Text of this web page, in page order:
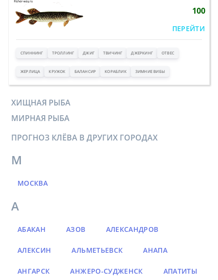
100
ПЕРЕЙТИ
СПИННИНГ ТРОЛЛИНГ ДЖИГ ТВИЧИНГ ДЖЕРКИНГ ОТВЕС
ЖЕРЛИЦА КРУЖОК БАЛАНСИР КОРАБЛИК ЗИМНИЕ ВИБЫ
ХИЩНАЯ РЫБА
МИРНАЯ РЫБА
ПРОГНОЗ КЛЁВА В ДРУГИХ ГОРОДАХ
М
МОСКВА
А
АБАКАН АЗОВ АЛЕКСАНДРОВ
АЛЕКСИН АЛЬМЕТЬЕВСК АНАПА
АНГАРСК АНЖЕРО-СУДЖЕНСК АПАТИТЫ